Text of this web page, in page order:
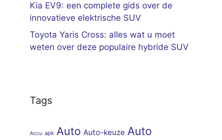
Kia EV9: een complete gids over de
innovatieve elektrische SUV
Toyota Yaris Cross: alles wat u moet
weten over deze populaire hybride SUV
Tags
Accu apk Auto Auto-keuze Auto